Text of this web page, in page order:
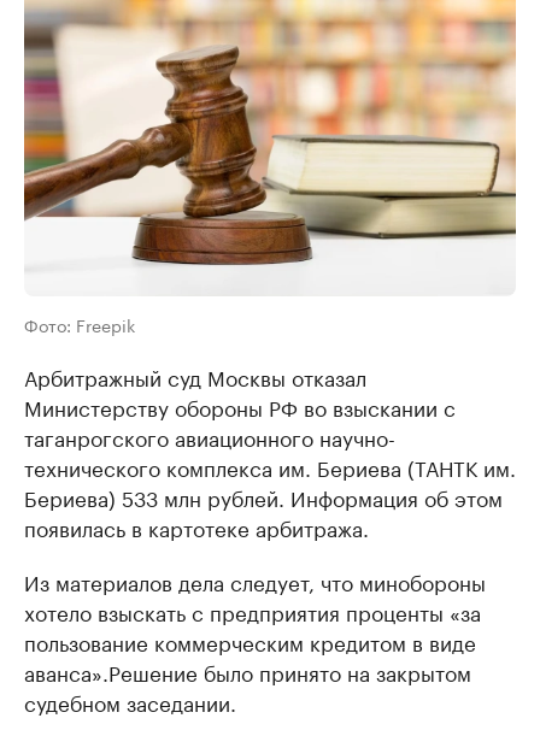
Фото: Freepik
Арбитражный суд Москвы отказал
Министерству обороны РФ во взыскании с
таганрогского авиационного научно-
технического комплекса им. Бериева (ТАНТК им.
Бериева) 533 млн рублей. Информация об этом
появилась в картотеке арбитража.
Из материалов дела следует, что минобороны
хотело взыскать с предприятия проценты «за
пользование коммерческим кредитом в виде
аванса».Решение было принято на закрытом
судебном заседании.